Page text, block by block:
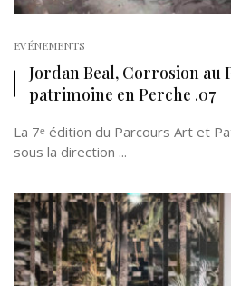
EVÉNEMENTS
Jordan Beal, Corrosion au
patrimoine en Perche .07
La 7ᵉ édition du Parcours Art et
sous la direction ...